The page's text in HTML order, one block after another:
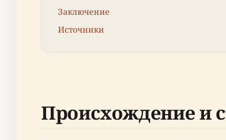
Заключение
Источники
Происхождение и